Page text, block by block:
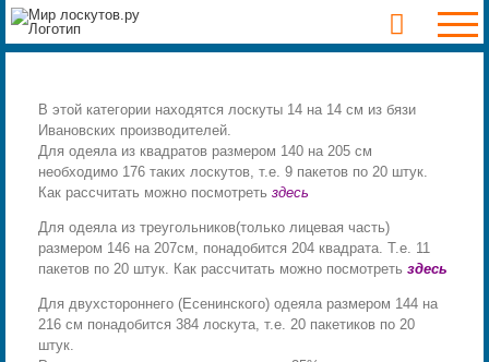
Skip
content
В этой категории находятся лоскуты 14 на 14 см из бязи
Ивановских производителей.
Для одеяла из квадратов размером 140 на 205 см
необходимо 176 таких лоскутов, т.е. 9 пакетов по 20 штук.
Как рассчитать можно посмотреть здесь
Для одеяла из треугольников(только лицевая часть)
размером 146 на 207см, понадобится 204 квадрата. Т.е. 11
пакетов по 20 штук. Как рассчитать можно посмотреть здесь
Для двухстороннего (Есенинского) одеяла размером 144 на
216 см понадобится 384 лоскута, т.е. 20 пакетиков по 20
штук.